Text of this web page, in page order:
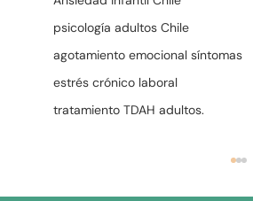
psicología adultos Chile
agotamiento emocional síntomas
estrés crónico laboral
tratamiento TDAH adultos.